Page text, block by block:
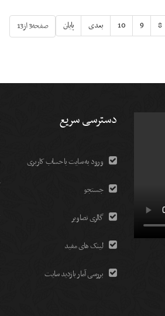
صفحه3 از13 8
9
10 بعدی پایان
دسترسی سریع
ورود به سایت با حساب کاربری
جستجو
گالری تصاویر
لینک های مفید
بررسی آمار بازدید سایت